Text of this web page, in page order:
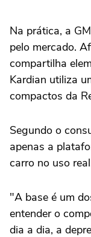
Na prática, a
pelo mercado.
compartilha
Kardian utiliza
compactos da
Segundo o
apenas a
carro no uso
"A base é um
entender o
dia a dia, a